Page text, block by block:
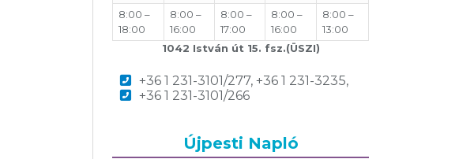
8:00 –
18:00
8:00 –
16:00
8:00 –
17:00
8:00 –
16:00
8:00 –
13:00
1042 István út 15. fsz.(ÜSZI)
+36 1 231-3101/277, +36 1 231-3235,
+36 1 231-3101/266
Újpesti Napló